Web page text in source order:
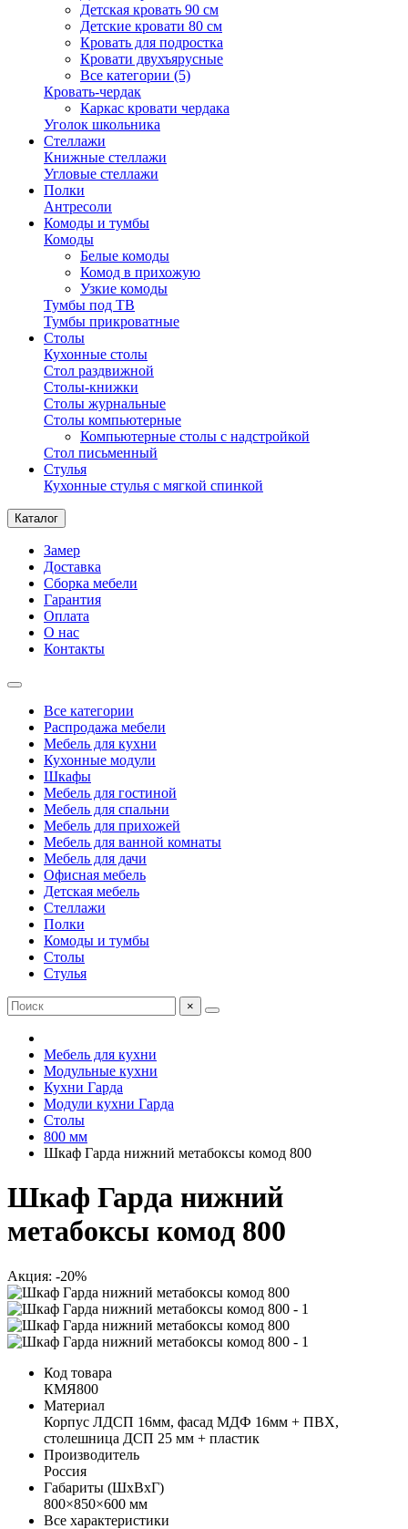
Детская кровать 90 см
Детские кровати 80 см
Кровать для подростка
Кровати двухъярусные
Все категории (5)
Кровать-чердак
Каркас кровати чердака
Уголок школьника
Стеллажи
Книжные стеллажи
Угловые стеллажи
Полки
Антресоли
Комоды и тумбы
Комоды
Белые комоды
Комод в прихожую
Узкие комоды
Тумбы под ТВ
Тумбы прикроватные
Столы
Кухонные столы
Стол раздвижной
Столы-книжки
Столы журнальные
Столы компьютерные
Компьютерные столы с надстройкой
Стол письменный
Стулья
Кухонные стулья с мягкой спинкой
Каталог
Замер
Доставка
Сборка мебели
Гарантия
Оплата
О нас
Контакты
Все категории
Распродажа мебели
Мебель для кухни
Кухонные модули
Шкафы
Мебель для гостиной
Мебель для спальни
Мебель для прихожей
Мебель для ванной комнаты
Мебель для дачи
Офисная мебель
Детская мебель
Стеллажи
Полки
Комоды и тумбы
Столы
Стулья
×
Мебель для кухни
Модульные кухни
Кухни Гарда
Модули кухни Гарда
Столы
800 мм
Шкаф Гарда нижний метабоксы комод 800
Шкаф Гарда нижний
метабоксы комод 800
Акция: -20%
Код товара
КМЯ800
Материал
Корпус ЛДСП 16мм, фасад МДФ 16мм + ПВХ,
столешница ДСП 25 мм + пластик
Производитель
Россия
Габариты (ШхВхГ)
800×850×600 мм
Все характеристики